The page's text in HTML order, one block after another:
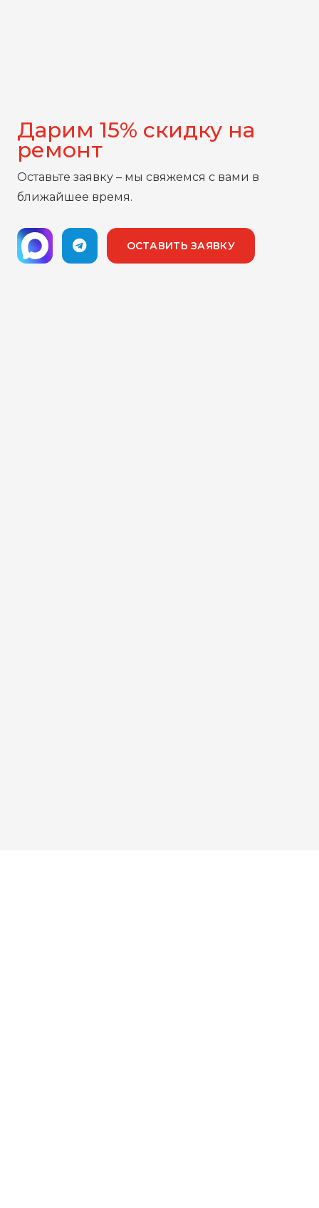
Дарим 15% скидку на
ремонт
Оставьте заявку – мы свяжемся с вами в
ближайшее время.
ОСТАВИТЬ ЗАЯВКУ